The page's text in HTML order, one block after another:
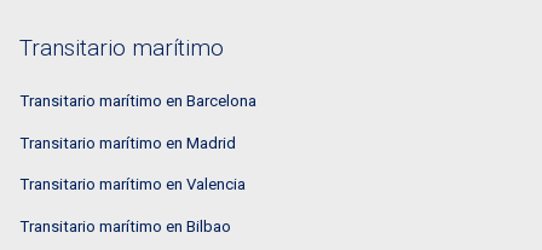
Transitario marítimo
Transitario marítimo en Barcelona
Transitario marítimo en Madrid
Transitario marítimo en Valencia
Transitario marítimo en Bilbao